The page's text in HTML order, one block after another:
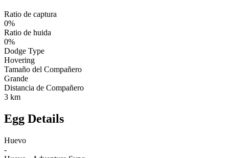
Ratio de captura
0%
Ratio de huida
0%
Dodge Type
Hovering
Tamaño del Compañero
Grande
Distancia de Compañero
3 km
Egg Details
Huevo
-